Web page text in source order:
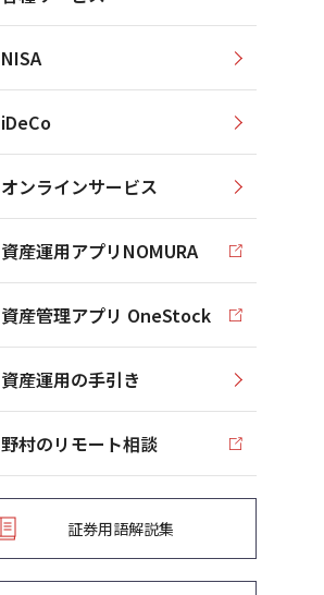
NISA
iDeCo
オンラインサービス
資産運用アプリNOMURA
資産管理アプリ OneStock
資産運用の手引き
野村のリモート相談
証券用語解説集